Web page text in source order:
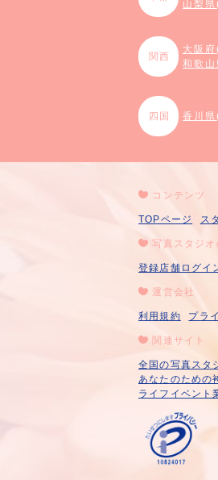
山梨
関西
大阪
和歌
四国 香川
コンテンツ
TOPページ ス
写真スタジオ
登録店舗ログイ
運営会社
利用規約 プラ
関連サイト
全国の写真スタ
あなたのための
ライフイベント